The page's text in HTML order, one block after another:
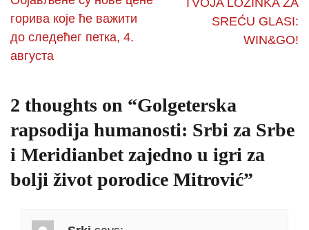
горива које ће важити
до следећег петка, 4.
августа
TVOJA LOZINKA ZA
SREĆU GLASI:
WIN&GO!
2 thoughts on “Golgeterska
rapsodija humanosti: Srbi za Srbe
i Meridianbet zajedno u igri za
bolji život porodice Mitrović”